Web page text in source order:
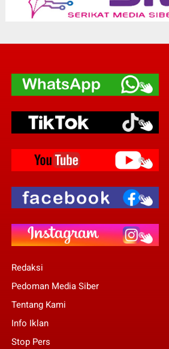
Redaksi
Pedoman Media Siber
Tentang Kami
Info Iklan
Stop Pers